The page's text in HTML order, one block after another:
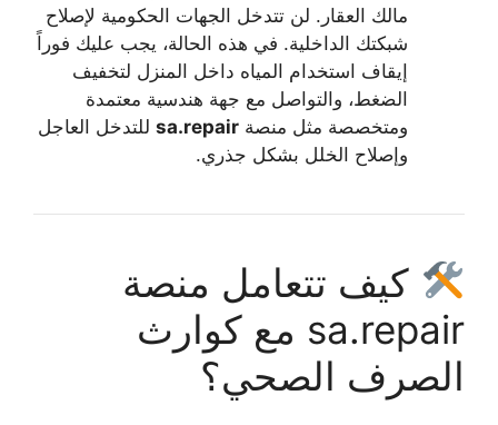
مالك العقار. لن تتدخل الجهات الحكومية لإصلاح
شبكتك الداخلية. في هذه الحالة، يجب عليك فوراً
إيقاف استخدام المياه داخل المنزل لتخفيف
الضغط، والتواصل مع جهة هندسية معتمدة
ومتخصصة مثل منصة sa.repair للتدخل العاجل
وإصلاح الخلل بشكل جذري.
كيف تتعامل منصة
sa.repair مع كوارث
الصرف الصحي؟